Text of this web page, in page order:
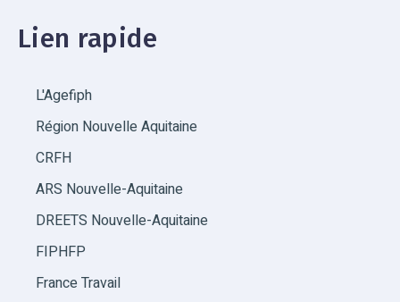
Lien rapide
L'Agefiph
Région Nouvelle Aquitaine
CRFH
ARS Nouvelle-Aquitaine
DREETS Nouvelle-Aquitaine
FIPHFP
France Travail